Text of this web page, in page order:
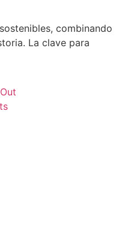
combinando
La clave para